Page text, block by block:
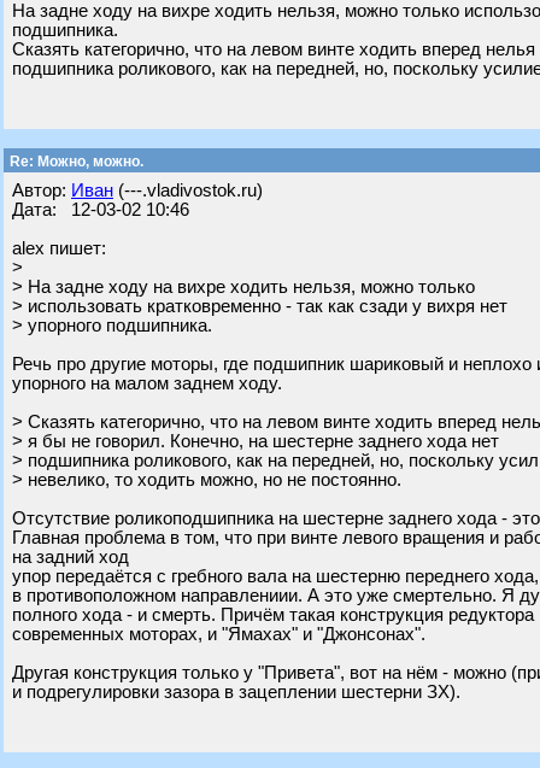
На задне ходу на вихре ходить нельзя, можно только
подшипника.
Сказять категорично, что на левом винте ходить вперед
подшипника роликового, как на передней, но, поскольку
Re: Можно, можно.
Автор: Иван (---.vladivostok.ru)
Дата: 12-03-02 10:46
alex пишет:
>
> На задне ходу на вихре ходить нельзя, можно только
> использовать кратковременно - так как сзади у вихря нет
> упорного подшипника.
Речь про другие моторы, где подшипник шариковый и неплохо
упорного на малом заднем ходу.
> Сказять категорично, что на левом винте ходить вперед
> я бы не говорил. Конечно, на шестерне заднего хода нет
> подшипника роликового, как на передней, но, поскольку
> невелико, то ходить можно, но не постоянно.
Отсутствие роликоподшипника на шестерне заднего хода -
Главная проблема в том, что при винте левого вращения и
на задний ход
упор передаётся с гребного вала на шестерню переднего
в противоположном направлениии. А это уже смертельно. Я
полного хода - и смерть. Причём такая конструкция редуктора
современных моторах, и "Ямахах" и "Джонсонах".
Другая конструкция только у "Привета", вот на нём - можно
и подрегулировки зазора в зацеплении шестерни ЗХ).